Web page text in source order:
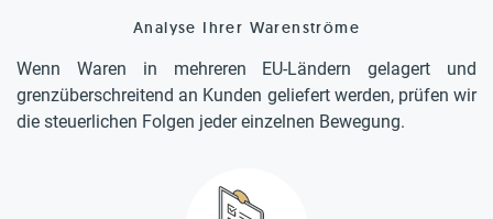
Analyse Ihrer Warenströme
Wenn Waren in mehreren EU-Ländern gelagert und
grenzüberschreitend an Kunden geliefert werden, prüfen wir
die steuerlichen Folgen jeder einzelnen Bewegung.